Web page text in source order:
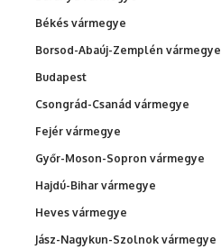
Békés vármegye
Borsod-Abaúj-Zemplén vármegye
Budapest
Csongrád-Csanád vármegye
Fejér vármegye
Győr-Moson-Sopron vármegye
Hajdú-Bihar vármegye
Heves vármegye
Jász-Nagykun-Szolnok vármegye